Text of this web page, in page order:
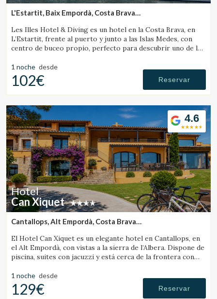
L'Estartit, Baix Empordà, Costa Brava
Les Illes Hotel & Diving es un hotel en la Costa Brava, en
L’Estartit, frente al puerto y junto a las Islas Medes, con
centro de buceo propio, perfecto para descubrir uno de los
1 noche desde
102€ Reservar
4.6
Hotel
Can Xiquet
Cantallops, Alt Empordà, Costa Brava
El Hotel Can Xiquet es un elegante hotel en Cantallops, en
el Alt Empordà, con vistas a la sierra de l’Albera. Dispone de
piscina, suites con jacuzzi y está cerca de la frontera con
1 noche desde
129€ Reservar